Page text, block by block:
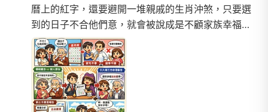
曆上的紅字，還要避開一堆親戚的生肖沖煞，只要選
到的日子不合他們意，就會被說成是不顧家族幸福。
一開始我們一直想拿別的資料去「證明長輩是錯
的」，結果搞得兩代關...